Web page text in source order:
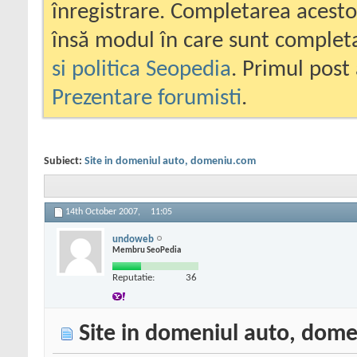
înregistrare. Completarea
însă modul în care sunt
si politica Seopedia. Primul
Prezentare forumisti.
Subiect: Site in domeniul auto, domeniu.com
14th October 2007, 11:05
undoweb
Membru SeoPedia
Reputatie: 36
Site in domeniul auto,